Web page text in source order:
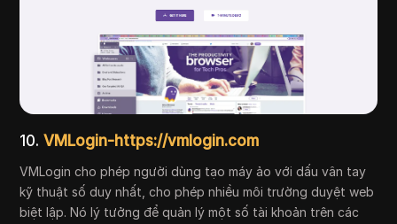
10.VMLogin-https://vmlogin.com
VMLogin cho phép người dùng tạo máy ảo với dấu vân tay
kỹ thuật số duy nhất, cho phép nhiều môi trường duyệt web
biệt lập. Nó lý tưởng để quản lý một số tài khoản trên các